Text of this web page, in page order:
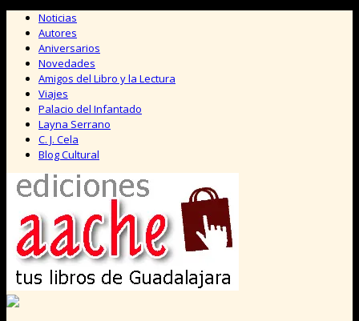
Saltar
contenido
Noticias
Autores
Aniversarios
Novedades
Amigos del Libro y la Lectura
Viajes
Palacio del Infantado
Layna Serrano
C. J. Cela
Blog Cultural